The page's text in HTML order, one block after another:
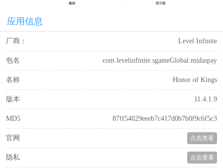
应用信息
厂商： Level Infinite
包名 com.levelinfinite.sgameGlobal.midaspay
名称 Honor of Kings
版本 11.4.1.9
MD5 87ff54029eeeb7c417d0b7b0f9c6f5c3
官网 点击查看
隐私 点击查看